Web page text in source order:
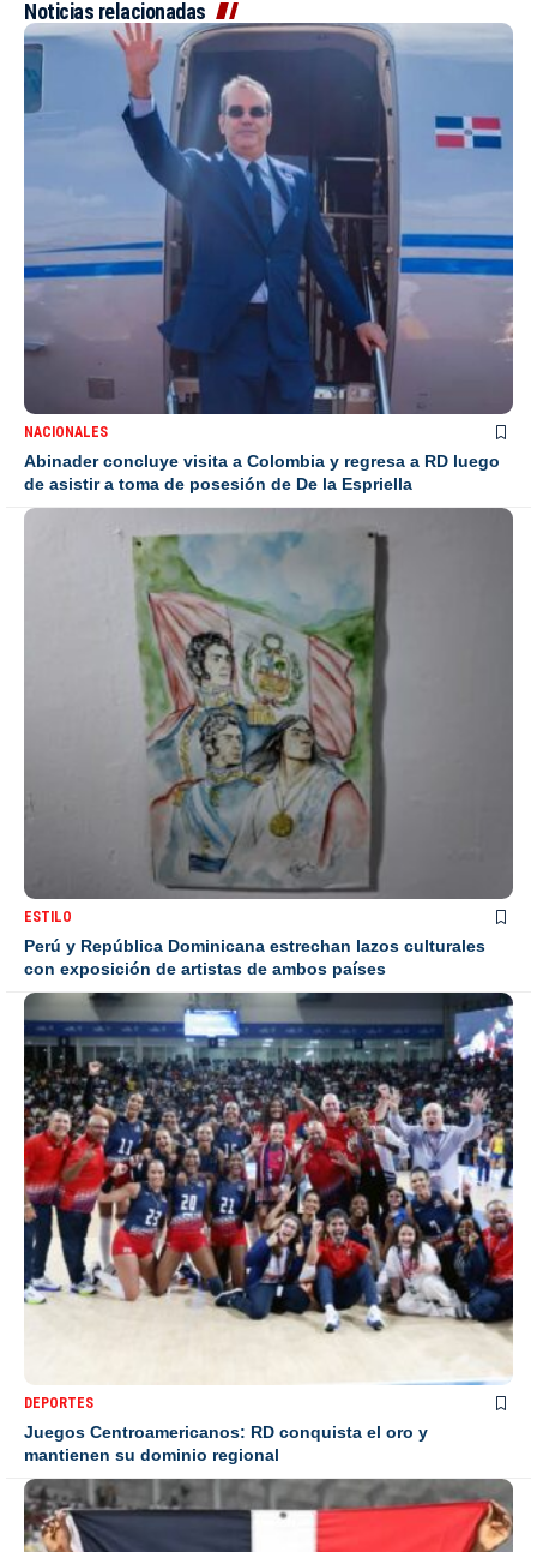
Noticias relacionadas
NACIONALES
Abinader concluye visita a Colombia y regresa a RD luego
de asistir a toma de posesión de De la Espriella
ESTILO
Perú y República Dominicana estrechan lazos culturales
con exposición de artistas de ambos países
DEPORTES
Juegos Centroamericanos: RD conquista el oro y
mantienen su dominio regional